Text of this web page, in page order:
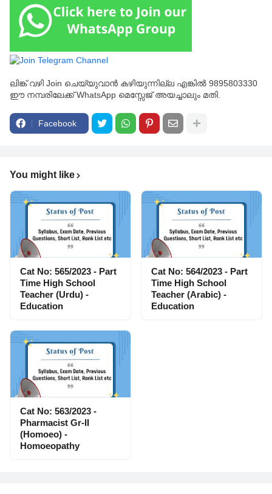
ലിങ്ക് വഴി Join ചെയ്യുവാൻ കഴിയുന്നില്ല എങ്കിൽ 9895803330
ഈ നമ്പരിലേക്ക് WhatsApp മെസ്സേജ് അയച്ചാലും മതി.
Facebook
You might like
Cat No: 565/2023 - Part
Time High School
Teacher (Urdu) -
Education
Cat No: 564/2023 - Part
Time High School
Teacher (Arabic) -
Education
Cat No: 563/2023 -
Pharmacist Gr-II
(Homoeo) -
Homoeopathy